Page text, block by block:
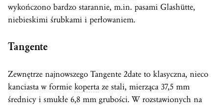
wykończono bardzo starannie, m.in. pasami Glashütte,
niebieskimi śrubkami i perłowaniem.
Tangente
Zewnętrze najnowszego Tangente 2date to klasyczna, nieco
kanciasta w formie koperta ze stali, mierząca 37,5 mm
średnicy i smukłe 6,8 mm grubości. W rozstawionych na